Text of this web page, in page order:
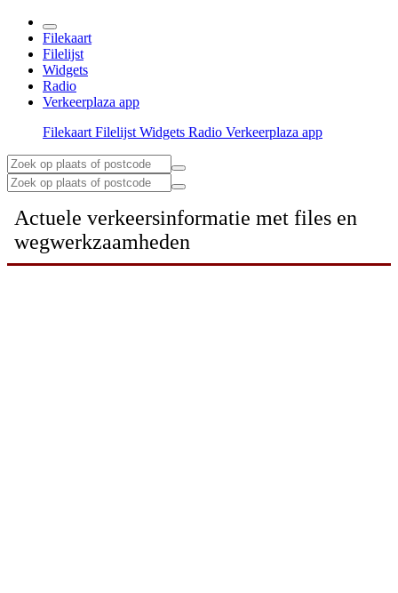
Filekaart
Filelijst
Widgets
Radio
Verkeerplaza app
Filekaart Filelijst Widgets Radio Verkeerplaza app
Actuele verkeersinformatie met files en
wegwerkzaamheden